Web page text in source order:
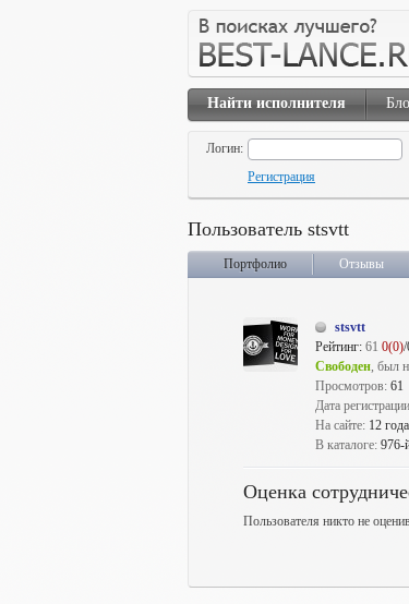
Найти исполнителя
Логин:
Регистрация
Пользователь stsvtt
Портфолио Отзывы
stsvtt
Рейтинг: 61 0(0)/
Свободен, был
Просмотров: 61
Дата
На сайте: 12
В каталоге: 976-
Оценка
Пользователя никто не